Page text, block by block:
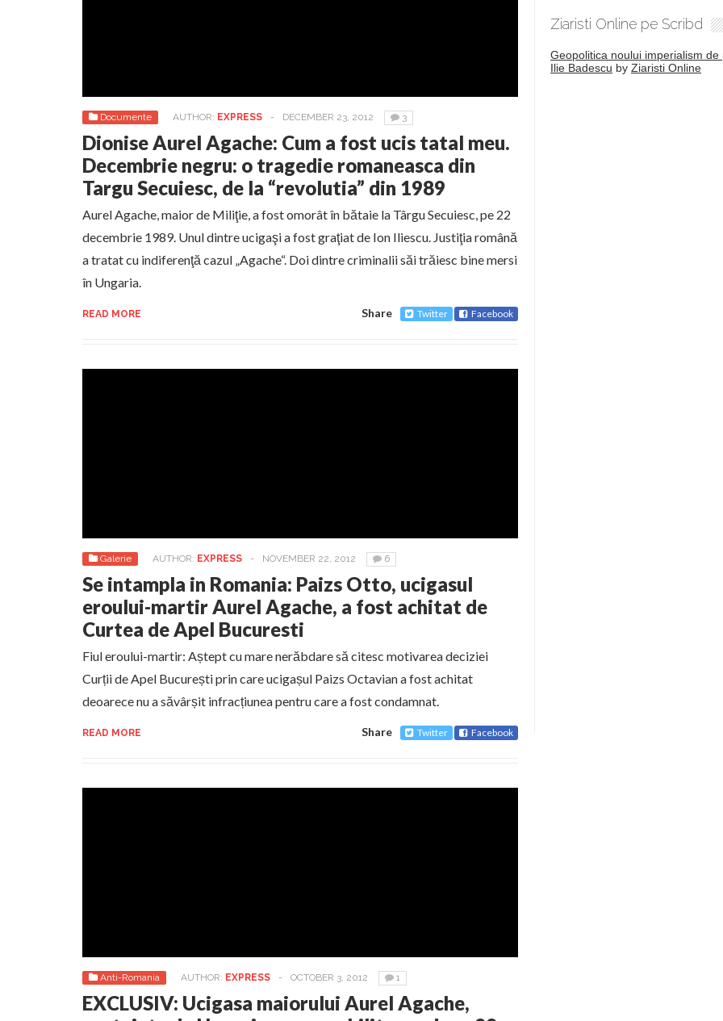
Documente AUTHOR: EXPRESS - DECEMBER 23, 2012 3
Dionise Aurel Agache: Cum a fost ucis tatal meu.
Decembrie negru: o tragedie romaneasca din
Targu Secuiesc, de la “revolutia” din 1989
Aurel Agache, maior de Miliţie, a fost omorât în bătaie la Târgu Secuiesc, pe 22
decembrie 1989. Unul dintre ucigaşi a fost graţiat de Ion Iliescu. Justiţia română
a tratat cu indiferenţă cazul „Agache“. Doi dintre criminalii săi trăiesc bine mersi
în Ungaria.
READ MORE Share Twitter Facebook
Galerie AUTHOR: EXPRESS - NOVEMBER 22, 2012 6
Se intampla in Romania: Paizs Otto, ucigasul
eroului-martir Aurel Agache, a fost achitat de
Curtea de Apel Bucuresti
Fiul eroului-martir: Aștept cu mare nerăbdare să citesc motivarea deciziei
Curții de Apel București prin care ucigașul Paizs Octavian a fost achitat
deoarece nu a săvârșit infracțiunea pentru care a fost condamnat.
READ MORE Share Twitter Facebook
Anti-Romania AUTHOR: EXPRESS - OCTOBER 3, 2012 1
EXCLUSIV: Ucigasa maiorului Aurel Agache,
Ziaristi Online pe Scribd
Geopolitica noului imperialism de
Ilie Badescu by Ziaristi Online